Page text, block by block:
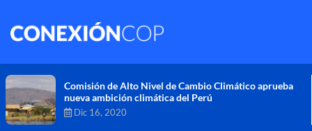
Comisión de Alto Nivel de Cambio Climático aprueba
nueva ambición climática del Perú
Dic 16, 2020